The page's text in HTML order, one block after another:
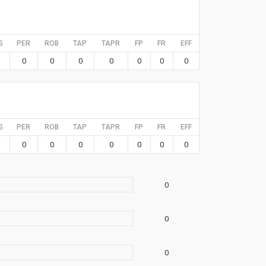
PER ROB TAP TAPR FP FR EFF
0 0 0 0 0 0 0
PER ROB TAP TAPR FP FR EFF
0 0 0 0 0 0 0
0
0
0